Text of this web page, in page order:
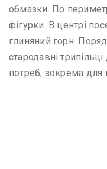
обмазки. По
фігурки. В центрі
глиняний горн.
стародавні
потреб, зокрема для